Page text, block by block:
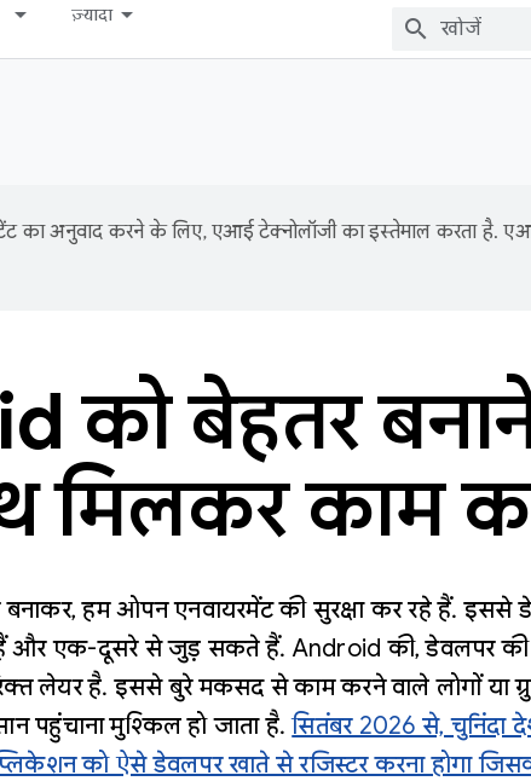
ज़्यादा
का अनुवाद करने के लिए, एआई टेक्नोलॉजी का इस्तेमाल करता है.
को बेहतर
मिलकर काम
बनाकर, हम ओपन एनवायरमेंट की सुरक्षा कर रहे हैं. इससे
एक-दूसरे से जुड़ सकते हैं. Android की, डेवलपर की
लेयर है. इससे बुरे मकसद से काम करने वाले लोगों या
पहुंचाना मुश्किल हो जाता है.सितंबर 2026 से, चुनिंदा
को ऐसे डेवलपर खाते से रजिस्टर करना होगा